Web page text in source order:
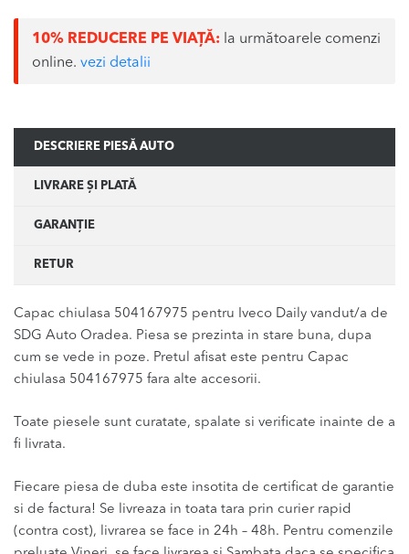
10% REDUCERE PE VIAȚĂ: la următoarele comenzi
online. vezi detalii
DESCRIERE PIESĂ AUTO
LIVRARE ȘI PLATĂ
GARANȚIE
RETUR
Capac chiulasa 504167975 pentru Iveco Daily vandut/a de
SDG Auto Oradea. Piesa se prezinta in stare buna, dupa
cum se vede in poze. Pretul afisat este pentru Capac
chiulasa 504167975 fara alte accesorii.
Toate piesele sunt curatate, spalate si verificate inainte de a
fi livrata.
Fiecare piesa de duba este insotita de certificat de garantie
si de factura! Se livreaza in toata tara prin curier rapid
(contra cost), livrarea se face in 24h – 48h. Pentru comenzile